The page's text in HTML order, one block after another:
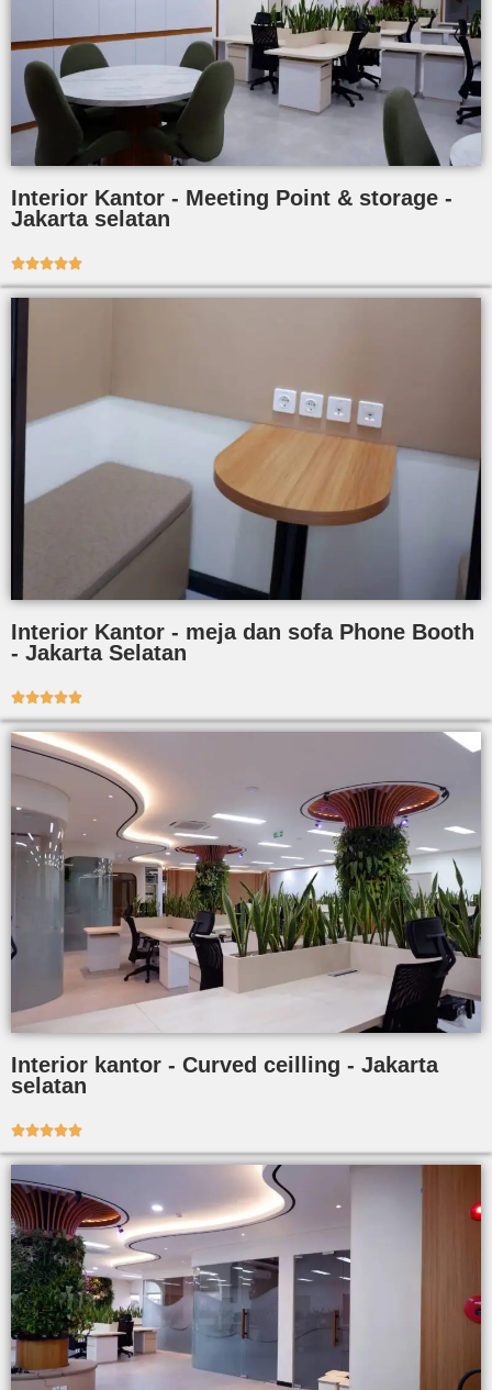
Interior Kantor - Meeting Point & storage -
Jakarta selatan

Interior Kantor - meja dan sofa Phone Booth
- Jakarta Selatan

Interior kantor - Curved ceilling - Jakarta
selatan
